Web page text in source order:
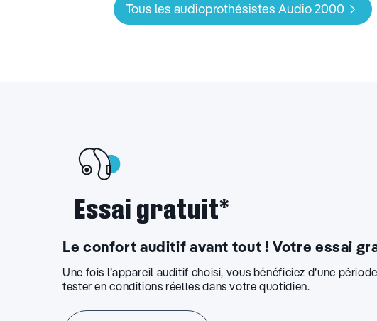
Tous les audioprothésistes Audio 2000
Essai gratuit*
Le confort auditif avant tout ! Votre essai
Une fois l’appareil auditif choisi, vous bénéficiez d’une
tester en conditions réelles dans votre quotidien.